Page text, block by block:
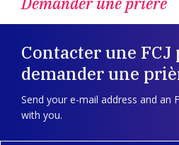
Contacter une FCJ
demander une
Send your e-mail address and an
with you.